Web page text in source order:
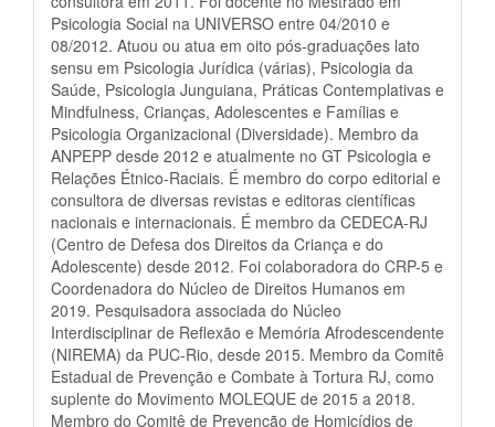
Psicologia Social na UNIVERSO entre 04/2010 e
08/2012. Atuou ou atua em oito pós-graduações lato
sensu em Psicologia Jurídica (várias), Psicologia da
Saúde, Psicologia Junguiana, Práticas Contemplativas e
Mindfulness, Crianças, Adolescentes e Famílias e
Psicologia Organizacional (Diversidade). Membro da
ANPEPP desde 2012 e atualmente no GT Psicologia e
Relações Étnico-Raciais. É membro do corpo editorial e
consultora de diversas revistas e editoras científicas
nacionais e internacionais. É membro da CEDECA-RJ
(Centro de Defesa dos Direitos da Criança e do
Adolescente) desde 2012. Foi colaboradora do CRP-5 e
Coordenadora do Núcleo de Direitos Humanos em
2019. Pesquisadora associada do Núcleo
Interdisciplinar de Reflexão e Memória Afrodescendente
(NIREMA) da PUC-Rio, desde 2015. Membro da Comitê
Estadual de Prevenção e Combate à Tortura RJ, como
suplente do Movimento MOLEQUE de 2015 a 2018.
Membro do Comitê de Prevenção de Homicídios de